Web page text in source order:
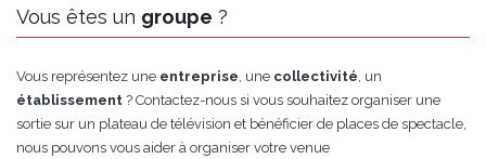
Vous êtes un groupe ?
Vous représentez une entreprise, une collectivité, un
établissement ? Contactez-nous si vous souhaitez organiser une
sortie sur un plateau de télévision et bénéficier de places de spectacle,
nous pouvons vous aider à organiser votre venue